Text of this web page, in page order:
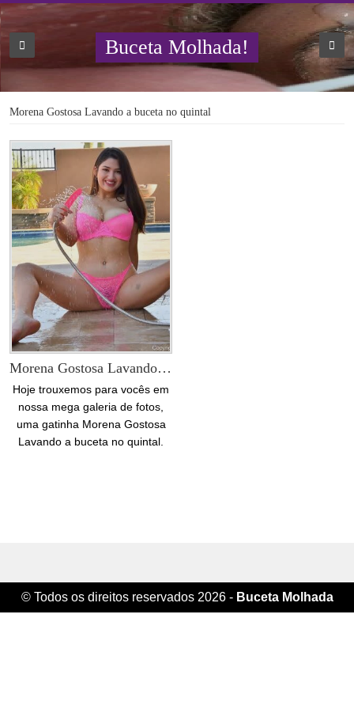
Buceta Molhada!
Morena Gostosa Lavando a buceta no quintal
Morena Gostosa Lavando a buceta no quintal
Hoje trouxemos para vocês em
nossa mega galeria de fotos,
uma gatinha Morena Gostosa
Lavando a buceta no quintal.
© Todos os direitos reservados 2026 - Buceta Molhada